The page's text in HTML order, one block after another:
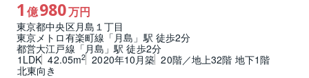
1 億980万円
東京都中央区月島１丁目
東京メトロ有楽町線「月島」駅 徒歩2分
都営大江戸線「月島」駅 徒歩2分
1LDK 42.05m2 2020年10月築 20階／地上32階 地下1階
北東向き